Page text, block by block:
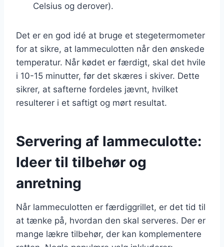
Celsius og derover).
Det er en god idé at bruge et stegetermometer
for at sikre, at lammeculotten når den ønskede
temperatur. Når kødet er færdigt, skal det hvile
i 10-15 minutter, før det skæres i skiver. Dette
sikrer, at safterne fordeles jævnt, hvilket
resulterer i et saftigt og mørt resultat.
Servering af lammeculotte:
Ideer til tilbehør og
anretning
Når lammeculotten er færdiggrillet, er det tid til
at tænke på, hvordan den skal serveres. Der er
mange lækre tilbehør, der kan komplementere